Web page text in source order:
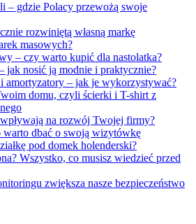
– gdzie Polacy przewożą swoje
rozwiniętą własną markę
masowych?
– czy warto kupić dla nastolatka?
jak nosić ją modnie i praktycznie?
amortyzatory – jak je wykorzystywać?
domu, czyli ścierki i T-shirt z
na rozwój Twojej firmy?
warto dbać o swoją wizytówkę
pod domek holenderski?
Wszystko, co musisz wiedzieć przed
zwiększa nasze bezpieczeństwo